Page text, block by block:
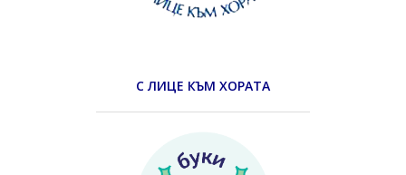
С ЛИЦЕ КЪМ ХОРАТА